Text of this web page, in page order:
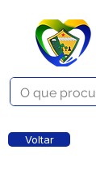
Voltar